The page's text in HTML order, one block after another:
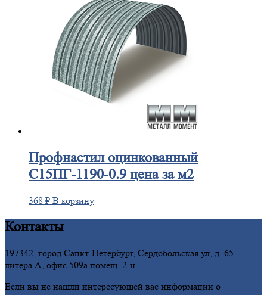
Профнастилоцинкованный
С15ПГ-1190-0.9 цена за м2
368 ₽ В корзину
Контакты
197342, город Санкт-Петербург, Сердобольская ул, д. 65
литера А, офис 509а помещ. 2-н
Если вы не нашли интересующей вас информации о